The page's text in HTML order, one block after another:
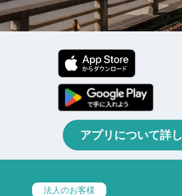
アプリについて詳
法人のお客様